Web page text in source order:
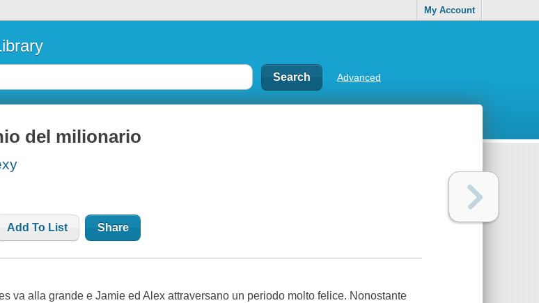
My Account
Advanced
del milionario
Add To List Share
va alla grande e Jamie ed Alex attraversano un periodo molto felice. Nonostante